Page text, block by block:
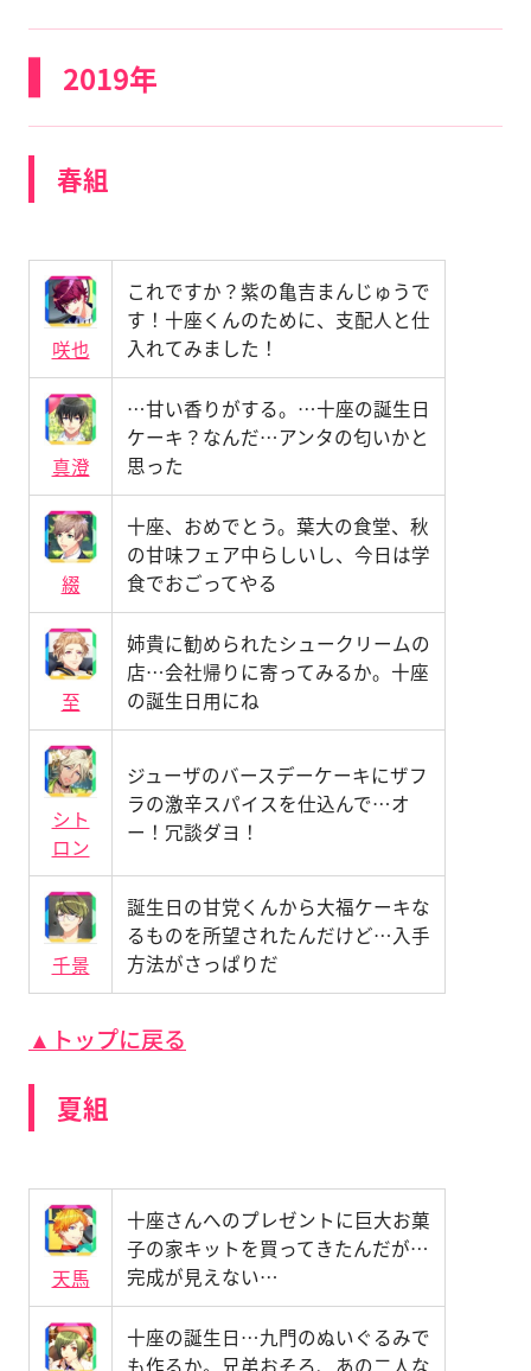
2019年
春組
咲也
これですか？紫の亀吉まんじゅうで
す！十座くんのために、支配人と仕
入れてみました！
真澄
…甘い香りがする。…十座の誕生日
ケーキ？なんだ…アンタの匂いかと
思った
綴
十座、おめでとう。葉大の食堂、秋
の甘味フェア中らしいし、今日は学
食でおごってやる
至
姉貴に勧められたシュークリームの
店…会社帰りに寄ってみるか。十座
の誕生日用にね
シト
ロン
ジューザのバースデーケーキにザフ
ラの激辛スパイスを仕込んで…オ
ー！冗談ダヨ！
千景
誕生日の甘党くんから大福ケーキな
るものを所望されたんだけど…入手
方法がさっぱりだ
▲トップに戻る
夏組
天馬
十座さんへのプレゼントに巨大お菓
子の家キットを買ってきたんだが…
完成が見えない…
十座の誕生日…九門のぬいぐるみで
も作るか。兄弟おそろ、あの二人な